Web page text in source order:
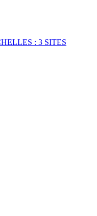
: 3 SITES